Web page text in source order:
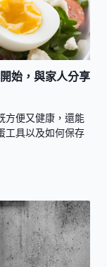
始，與家人分享
方便又健康，還能
工具以及如何保存